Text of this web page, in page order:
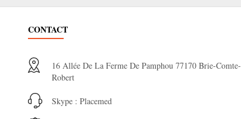
CONTACT
16 Allée De La Ferme De Pamphou 77170 Brie-Comte-
Robert
Skype : Placemed